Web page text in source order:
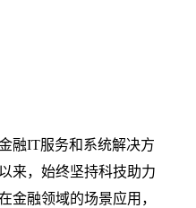
融IT服务和系统解决方
来，始终坚持科技助力
金融领域的场景应用，